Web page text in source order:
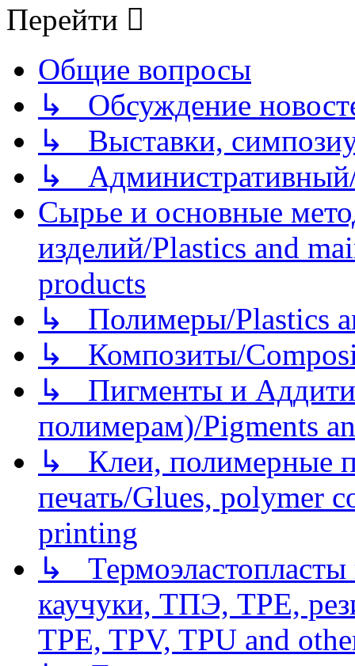
Перейти
Общие вопросы
↳ Обсуждение
↳ Выставки,
↳
Сырье и основные
изделий/Plastics and
products
↳ Полимеры/Plastics
↳ Композиты/
↳ Пигменты и
полимерам)/Pigments
↳ Клеи, полимерные
печать/Glues, polymer
printing
↳
каучуки, ТПЭ, TPE,
TPE, TPV, TPU and